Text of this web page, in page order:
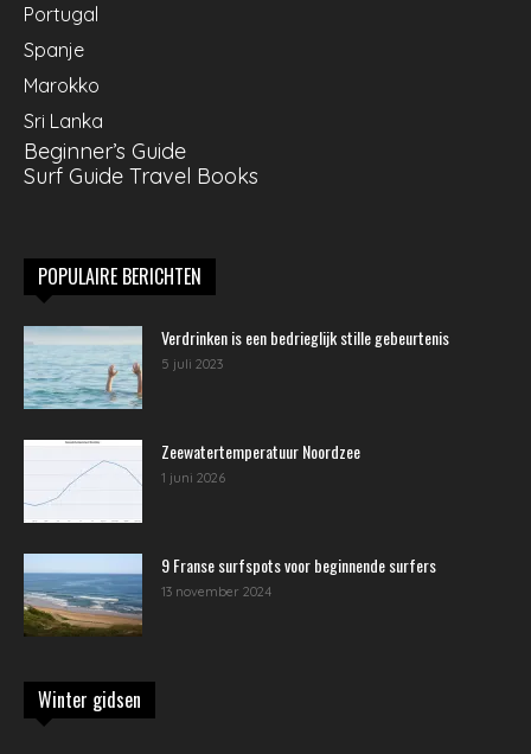
Portugal
Spanje
Marokko
Sri Lanka
Beginner’s Guide
Surf Guide Travel Books
POPULAIRE BERICHTEN
Verdrinken is een bedrieglijk stille gebeurtenis
5 juli 2023
Zeewatertemperatuur Noordzee
1 juni 2026
9 Franse surfspots voor beginnende surfers
13 november 2024
Winter gidsen